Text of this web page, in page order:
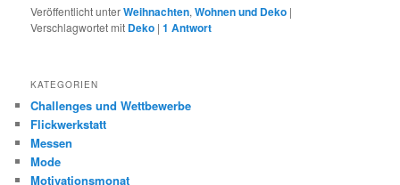
Veröffentlicht unterWeihnachten,Wohnen und Deko |
Verschlagwortet mit Deko |1 Antwort
KATEGORIEN
Challenges und Wettbewerbe
Flickwerkstatt
Messen
Mode
Motivationsmonat